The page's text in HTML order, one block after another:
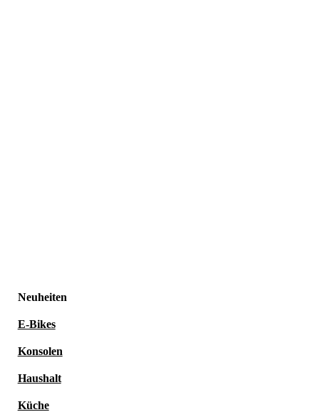
Neuheiten
E-Bikes
Konsolen
Haushalt
Küche